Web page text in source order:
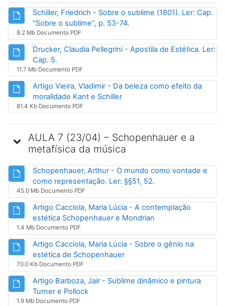
Schiller, Friedrich - Sobre o sublime (1801). Ler: Cap.
“Sobre o sublime”, p. 53-74.
8.2 Mb Documento PDF
Drucker, Claudia Pellegrini - Apostila de Estética. Ler:
Cap. 5.
11.7 Mb Documento PDF
Artigo Vieira, Vladimir - Da beleza como efeito da
moralidade Kant e SchillerArquivo
81.4 Kb Documento PDF
AULA 7 (23/04) – Schopenhauer e a
metafísica da música
Schopenhauer, Arthur - O mundo como vontade e
como representação. Ler: §§51, 52.
45.0 Mb Documento PDF
Artigo Cacciola, Maria Lúcia - A contemplação
estética Schopenhauer e Mondrian
1.4 Mb Documento PDF
Artigo Cacciola, Maria Lúcia - Sobre o gênio na
estética de SchopenhauerArquivo
70.0 Kb Documento PDF
Artigo Barboza, Jair - Sublime dinâmico e pintura
Turner e PollockArquivo
1.9 Mb Documento PDF